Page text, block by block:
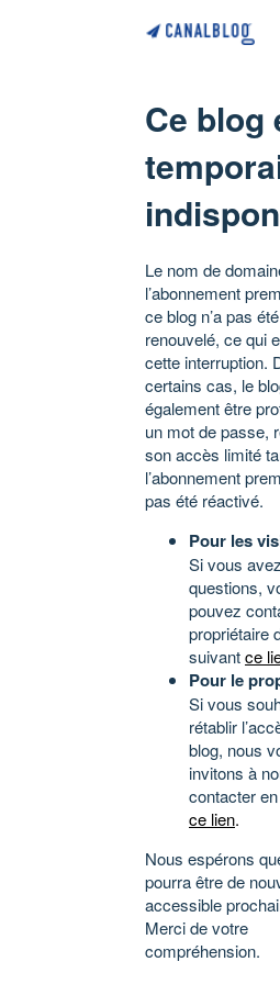
Ce blog
Le nom de
l’abonnement
ce blog n’a pas été
renouvelé, ce qui
cette interruption.
certains cas, le
également être
un mot de passe,
son accès limité
l’abonnement
pas été réactivé.
Pour les
Si vous
questions,
pouvez
propriétaire
suivantce
Pour le
Si vous
rétablir
blog, nous
invitons à
contacter
ce lien.
Nous espérons
pourra être de
accessible
Merci de votre
compréhension.